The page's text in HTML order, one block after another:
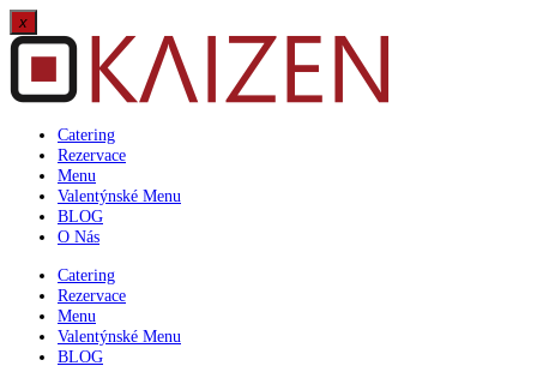
x
Přejít
obsahu
Catering
Rezervace
Menu
Valentýnské Menu
BLOG
O Nás
Catering
Rezervace
Menu
Valentýnské Menu
BLOG